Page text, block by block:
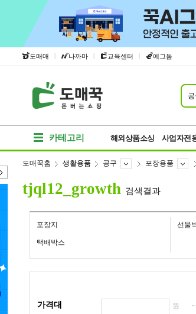
도매매 | 나까마 | 교육센터 | 에그돔
카테고리 해외상품소싱 사업자전
도매꾹홈 생활용품 공구 포장용품
tjql12_growth 검색결과
포장지 선물
택배박스
가격대 원